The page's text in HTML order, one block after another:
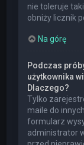
nie toleruje
obniży licznik
Na górę
Podczas
użytkownika
Dlaczego?
Tylko
maile do
formularz
administrator